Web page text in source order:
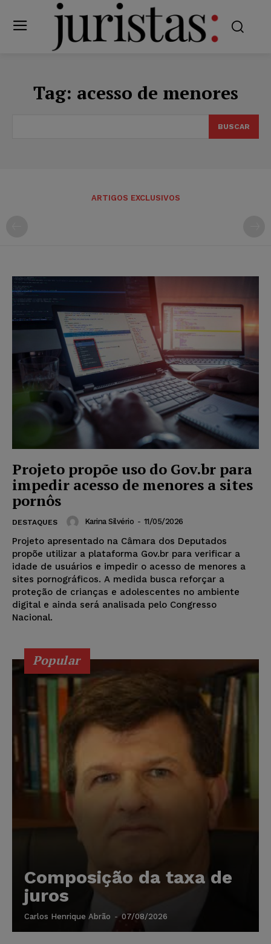
Tag: acesso de menores
BUSCAR
ARTIGOS EXCLUSIVOS
Projeto propõe uso do Gov.br para
impedir acesso de menores a sites
pornôs
DESTAQUES Karina Silvério - 11/05/2026
Projeto apresentado na Câmara dos Deputados
propõe utilizar a plataforma Gov.br para verificar a
idade de usuários e impedir o acesso de menores a
sites pornográficos. A medida busca reforçar a
proteção de crianças e adolescentes no ambiente
digital e ainda será analisada pelo Congresso
Nacional.
Popular
Composição da taxa de
juros
Carlos Henrique Abrão - 07/08/2026